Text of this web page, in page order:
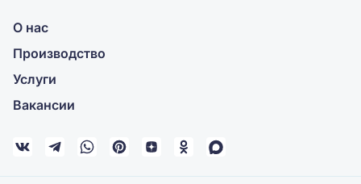
О нас
Производство
Услуги
Вакансии